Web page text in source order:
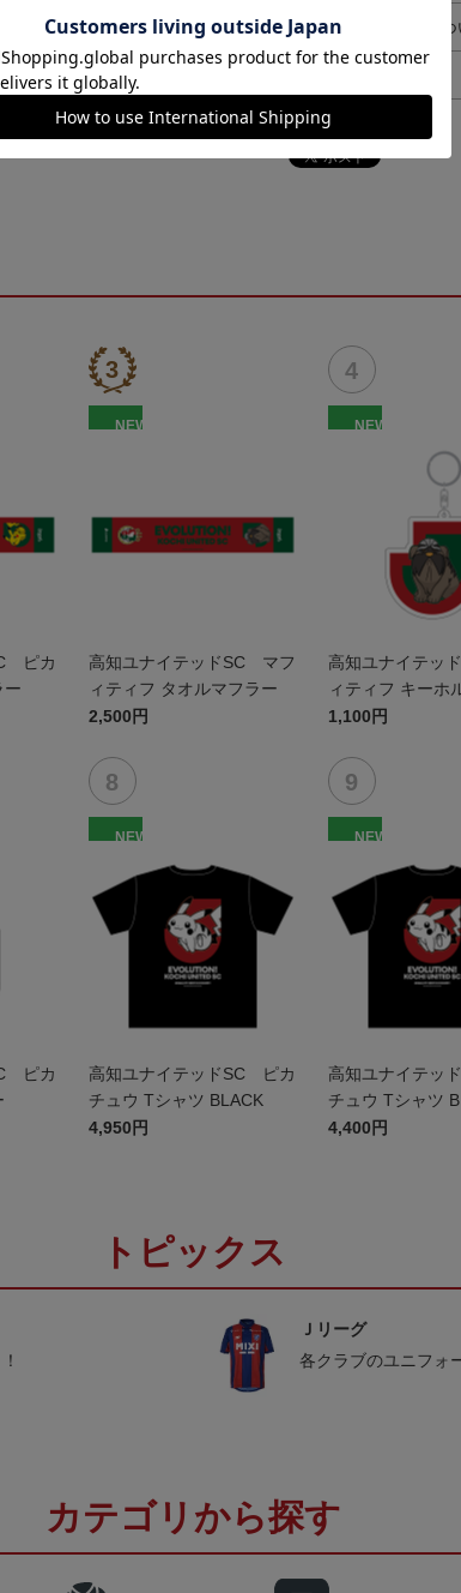
ギフト対応につ
ピカ
ー
NEW
高知ユナイテッドSC マフ
ィティフ タオルマフラー
2,500円
NEW
高知ユナイテッ
ィティフ キーホ
1,100円
ピカ
NEW
高知ユナイテッドSC ピカ
チュウ Tシャツ BLACK
4,950円
NEW
高知ユナイテッ
チュウ Tシャツ
ッズ
4,400円
トピックス
Ｊリーグ
各クラブのユニフォ
カテゴリから探す